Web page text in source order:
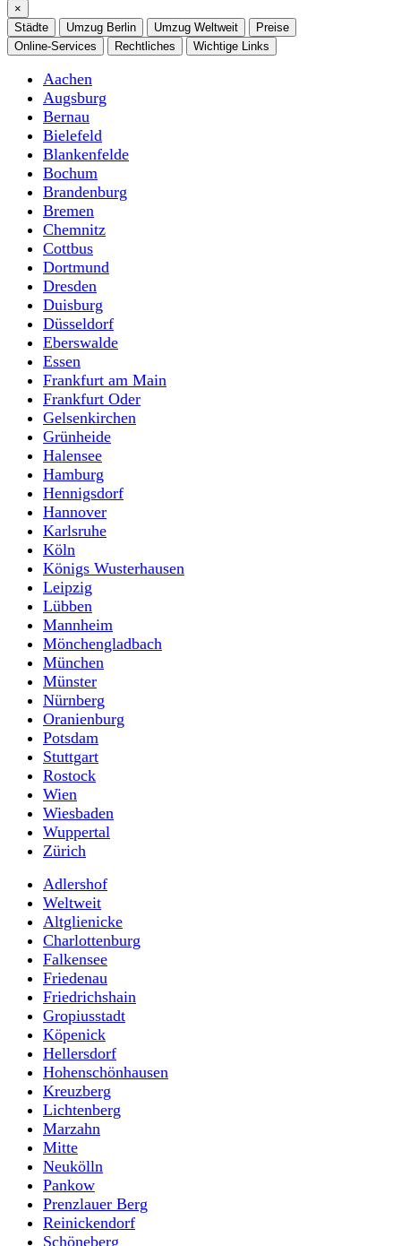
×
Städte
Umzug Berlin Umzug Weltweit
Preise
Online-Services
Rechtliches Wichtige Links
Aachen
Augsburg
Bernau
Bielefeld
Blankenfelde
Bochum
Brandenburg
Bremen
Chemnitz
Cottbus
Dortmund
Dresden
Duisburg
Düsseldorf
Eberswalde
Essen
Frankfurt am Main
Frankfurt Oder
Gelsenkirchen
Grünheide
Halensee
Hamburg
Hennigsdorf
Hannover
Karlsruhe
Köln
Königs Wusterhausen
Leipzig
Lübben
Mannheim
Mönchengladbach
München
Münster
Nürnberg
Oranienburg
Potsdam
Stuttgart
Rostock
Wien
Wiesbaden
Wuppertal
Zürich
Adlershof
Weltweit
Altglienicke
Charlottenburg
Falkensee
Friedenau
Friedrichshain
Gropiusstadt
Köpenick
Hellersdorf
Hohenschönhausen
Kreuzberg
Lichtenberg
Marzahn
Mitte
Neukölln
Pankow
Prenzlauer Berg
Reinickendorf
Schöneberg